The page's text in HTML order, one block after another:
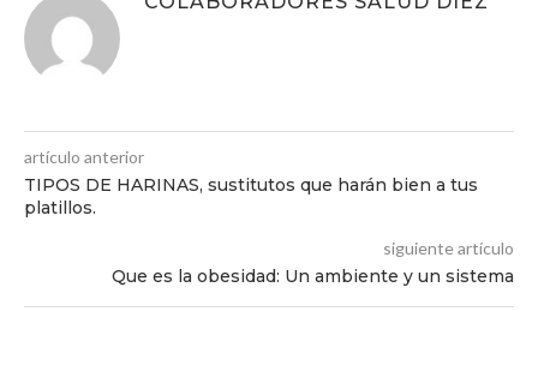
artículo anterior
TIPOS DE HARINAS, sustitutos que harán bien a tus
platillos.
siguiente artículo
Que es la obesidad: Un ambiente y un sistema